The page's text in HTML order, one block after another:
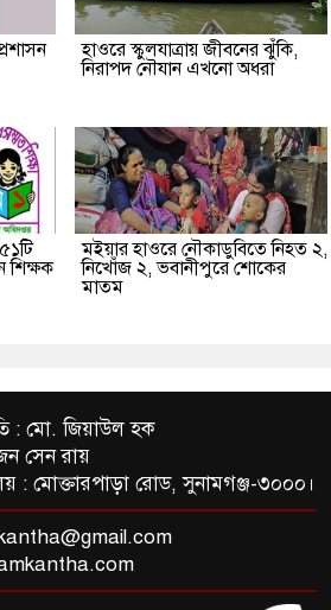
হাওরে স্কুলযাত্রায় জীবনের ঝুঁকি,
নিরাপদ নৌযান এখনো অধরা
শিক্ষক
মইয়ার হাওরে নৌকাডুবিতে নিহত ২,
নিখোঁজ ২, ভবানীপুরে শোকের
মাতম
: মো. জিয়াউল হক
সেন রায়
: মোক্তারপাড়া রোড, সুনামগঞ্জ-৩০০০।